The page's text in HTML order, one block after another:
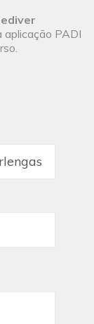
aplicação PADI